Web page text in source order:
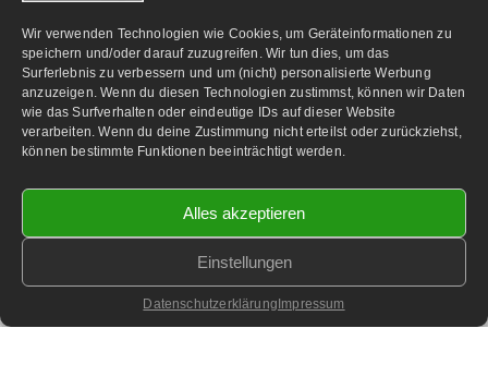
Wir verwenden Technologien wie Cookies, um Geräteinformationen zu
speichern und/oder darauf zuzugreifen. Wir tun dies, um das
Surferlebnis zu verbessern und um (nicht) personalisierte Werbung
anzuzeigen. Wenn du diesen Technologien zustimmst, können wir Daten
wie das Surfverhalten oder eindeutige IDs auf dieser Website
verarbeiten. Wenn du deine Zustimmung nicht erteilst oder zurückziehst,
können bestimmte Funktionen beeinträchtigt werden.
Alles akzeptieren
Einstellungen
Datenschutzerklärung Impressum
2026 KT1 Privatfernsehen - Alle Rechte vorbehalten.
Homepage & Webbetreuung DF-Media.at